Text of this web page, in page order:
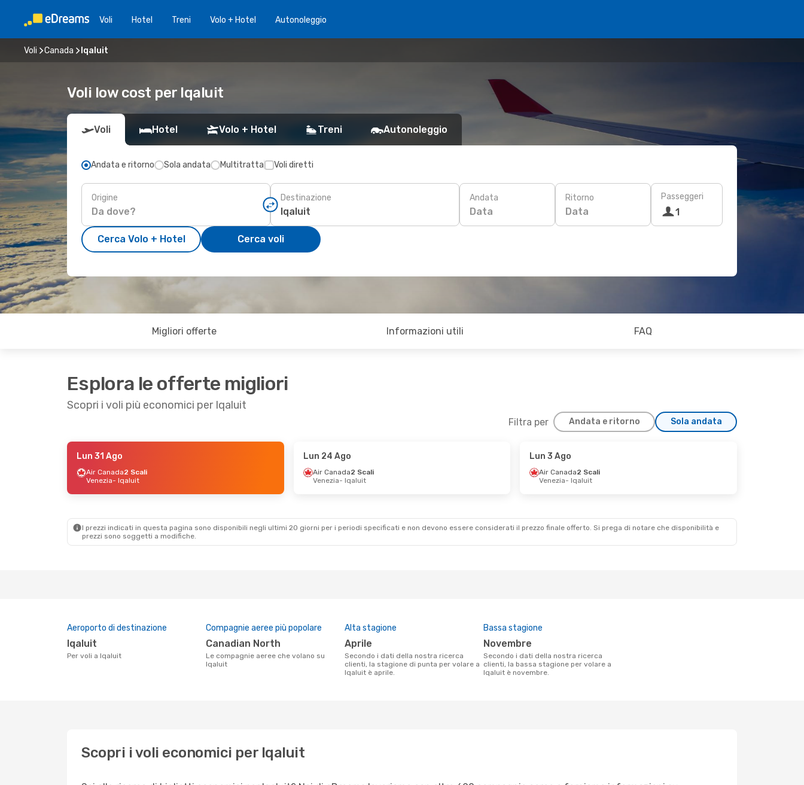
Voli Hotel Treni Volo + Hotel Autonoleggio
Voli Canada Iqaluit
Voli low cost per Iqaluit
Voli Hotel Volo + Hotel Treni Autonoleggio
Andata e ritorno Sola andata Multitratta Voli diretti
Origine Destinazione Andata
Data
Ritorno
Data
Passeggeri
1
Cerca Volo + Hotel Cerca voli
Migliori offerte Informazioni utili FAQ
Esplora le offerte migliori
Scopri i voli più economici per Iqaluit
Filtra per Andata e ritorno Sola andata
- Lun 10 Ago
- Iqaluit
Lun 31 Ago
Air Canada2 Scali
Venezia- Iqaluit
Lun 24 Ago
Air Canada2 Scali
Venezia- Iqaluit
Lun 3 Ago
Air Canada2 Scali
Venezia- Iqaluit
I prezzi indicati in questa pagina sono disponibili negli ultimi 20 giorni per i periodi specificati e non devono essere considerati il ​​prezzo finale offerto. Si prega di notare che disponibilità e
prezzi sono soggetti a modifiche.
Aeroporto di destinazione
Iqaluit
Per voli a Iqaluit
Compagnie aeree più popolare
Canadian North
Le compagnie aeree che volano su
Iqaluit
Alta stagione
aprile
Secondo i dati della nostra ricerca
clienti, la stagione di punta per volare a
Iqaluit è aprile.
Bassa stagione
novembre
Secondo i dati della nostra ricerca
clienti, la bassa stagione per volare a
Iqaluit è novembre.
Scopri i voli economici per Iqaluit